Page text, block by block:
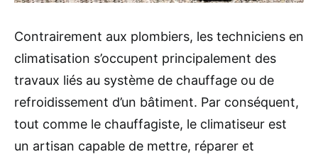
Contrairement aux plombiers, les techniciens en
climatisation s’occupent principalement des
travaux liés au système de chauffage ou de
refroidissement d’un bâtiment. Par conséquent,
tout comme le chauffagiste, le climatiseur est
un artisan capable de mettre, réparer et